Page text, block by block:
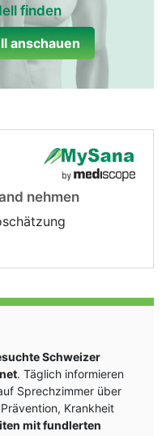
finden
anschauen
nehmen
Schweizer
. Täglich informieren
Sprechzimmer über
Krankheit
mit fundlerten